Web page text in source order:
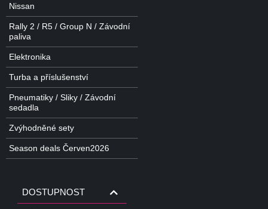
Nissan
Rally 2 / R5 / Group N / Závodní
paliva
Elektronika
Turba a příslušenství
Pneumatiky / Sliky / Závodní
sedadla
Zvýhodněné sety
Season deals Červen2026
DOSTUPNOST